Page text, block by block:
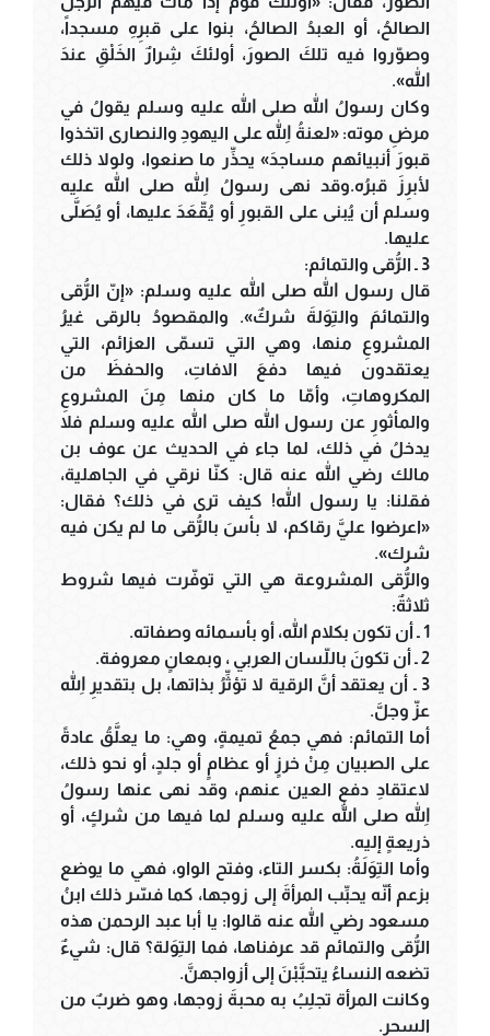
الصالحُ، أو العبدُ الصالحُ، بنوا على قبرِهِ مسجداً،
وصوّروا فيه تلكَ الصورَ، أولئكَ شِرارٌ الخَلْقِ عندَ
الله».
وكان رسولُ الله صلى الله عليه وسلم يقولُ في
مرضِ موته: «لعنةُ اللهِ على اليهودِ والنصارى اتخذوا
قبورَ أنبيائهم مساجدَ» يحذِّر ما صنعوا، ولولا ذلك
لأبرِزَ قبرُه.وقد نهى رسولُ اللهِ صلى الله عليه
وسلم أن يُبنى على القبورِ أو يُقّعَدَ عليها، أو يُصَلَّى
عليها.
3 ـ الرُّقى والتمائم:
قال رسول الله صلى الله عليه وسلم: «إنّ الرُّقى
والتمائمَ والتِوَلةَ شركٌ». والمقصودُ بالرقى غيرُ
المشروعِ منها، وهي التي تسمّى العزائم، التي
يعتقدون فيها دفعَ الافاتِ، والحفظَ من
المكروهاتِ، وأمّا ما كان منها مِنَ المشروعِ
والمأثورِ عن رسول الله صلى الله عليه وسلم فلا
يدخلُ في ذلك، لما جاء في الحديث عن عوف بن
مالك رضي الله عنه قال: كنّا نرقي في الجاهلية،
فقلنا: يا رسول الله! كيف ترى في ذلك؟ فقال:
«اعرضوا عليَّ رقاكم، لا بأسَ بالرُّقى ما لم يكن فيه
شرك».
والرُّقى المشروعة هي التي توفّرت فيها شروط
ثلاثةٌ:
1 ـ أن تكون بكلام الله، أو بأسمائه وصفاته.
2 ـ أن تكونَ باللّسان العربي ، وبمعانٍ معروفة.
3 ـ أن يعتقد أنَّ الرقية لا تؤثِّرُ بذاتها، بل بتقديرِ اللهِ
عزّ وجلَّ.
أما التمائم: فهي جمعُ تميمةٍ، وهي: ما يعلَّقُ عادةً
على الصبيان مِنْ خرزٍ أو عظامٍ أو جلدٍ، أو نحو ذلك،
لاعتقادِ دفعِ العين عنهم، وقد نهى عنها رسولُ
اللهِ صلى الله عليه وسلم لما فيها من شركٍ، أو
ذريعةٍ إليه.
وأما التِوَلَةُ: بكسر التاء، وفتح الواو، فهي ما يوضع
بزعم أنّه يحبِّب المرأةَ إلى زوجها، كما فسّر ذلك ابنُ
مسعود رضي الله عنه قالوا: يا أبا عبد الرحمن هذه
الرُّقى والتمائم قد عرفناها، فما التِوَلة؟ قال: شيءٌ
تضعه النساءُ يتحبَّبْنَ إلى أزواجهنَّ.
وكانت المرأة تجلِبُ به محبةَ زوجها، وهو ضربٌ من
السحر.